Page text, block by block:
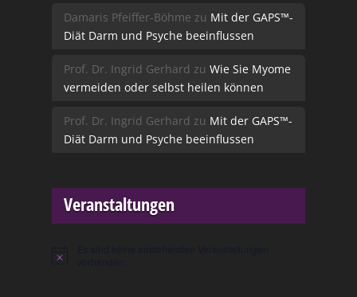
Damaris Pfeiffer-Böhme zu Mit der GAPS™-
Diät Darm und Psyche beeinflussen
Prof. Dr. Ingrid Gerhard zu Wie Sie Myome
vermeiden oder selbst heilen können
Prof. Dr. Ingrid Gerhard zu Mit der GAPS™-
Diät Darm und Psyche beeinflussen
Veranstaltungen
Hinweis